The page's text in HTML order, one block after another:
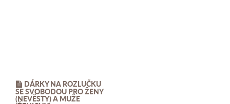
DÁRKY NA ROZLUČKU
SE SVOBODOU PRO ŽENY
(NEVĚSTY) A MUŽE